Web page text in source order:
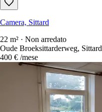
Camera, Sittard
22 m² · Non arredato
Oude Broeksittarderweg, Sittard
400 € /mese